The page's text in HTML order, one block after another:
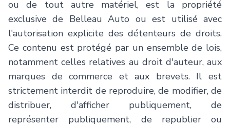
ou de tout autre matériel, est la propriété
exclusive de Belleau Auto ou est utilisé avec
l'autorisation explicite des détenteurs de droits.
Ce contenu est protégé par un ensemble de lois,
notamment celles relatives au droit d'auteur, aux
marques de commerce et aux brevets. Il est
strictement interdit de reproduire, de modifier, de
distribuer, d'afficher publiquement, de
représenter publiquement, de republier ou